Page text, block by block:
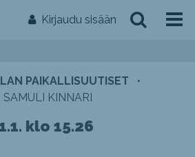
Kirjaudu sisään
PAIKALLISUUTISET
•
SAMULI KINNARI
klo 15.26